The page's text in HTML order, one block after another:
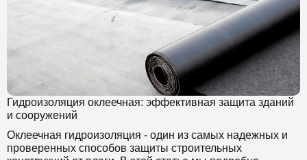
Гидроизоляция оклеечная: эффективная защита зданий
и сооружений
Оклеечная гидроизоляция - один из самых надежных и
проверенных способов защиты строительных